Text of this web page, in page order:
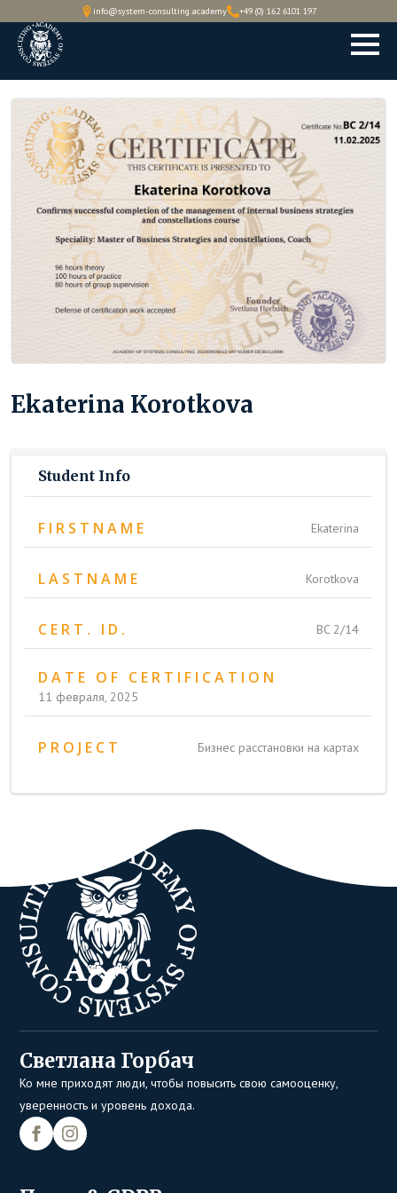
info@system-consulting.academy +49 (0) 162 6101 197
Ekaterina Korotkova
Student Info
FIRSTNAME Ekaterina
LASTNAME Korotkova
CERT. ID. BC 2/14
DATE OF CERTIFICATION
11 февраля, 2025
PROJECT Бизнес расстановки на картах
Светлана Горбач
Ко мне приходят люди, чтобы повысить свою самооценку,
уверенность и уровень дохода.